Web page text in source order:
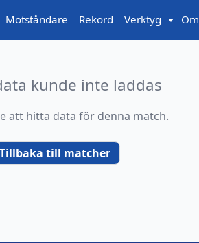
Motståndare Rekord Verktyg Om
kunde inte laddas
att hitta data för denna match.
Tillbaka till matcher